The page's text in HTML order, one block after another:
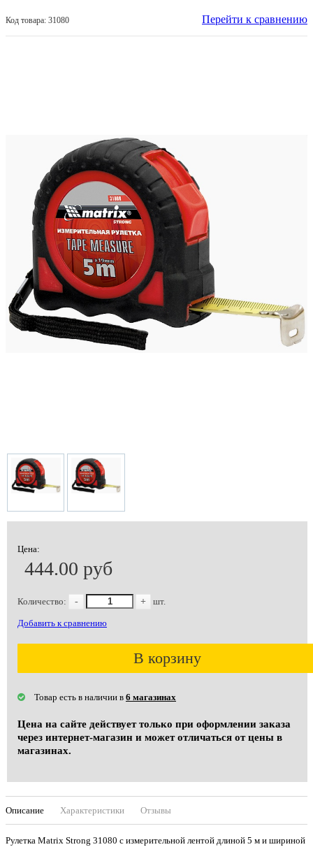
Код товара: 31080 Перейти к сравнению
Цена:
444.00 руб
Количество: - + шт.
Добавить к сравнению
В корзину
Товар есть в наличии в 6 магазинах
Цена на сайте действует только при оформлении заказа
через интернет-магазин и может отличаться от цены в
магазинах.
Описание Характеристики Отзывы
Рулетка Matrix Strong 31080 с измерительной лентой длиной 5 м и шириной